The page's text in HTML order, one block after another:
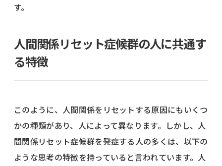
す。
人間関係リセット症候群の人に共通す
る特徴
このように、人間関係をリセットする原因にもいくつ
かの種類があり、人によって異なります。しかし、人
間関係リセット症候群を発症する人の多くは、以下の
ような思考の特徴を持っていると言われています。人